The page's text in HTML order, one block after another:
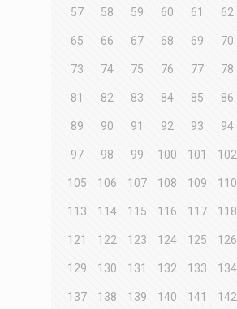
57 58 59 60 61 62
65 66 67 68 69 70
73 74 75 76 77 78
81 82 83 84 85 86
89 90 91 92 93 94
97 98 99 100 101 102
105 106 107 108 109 110
113 114 115 116 117 118
121 122 123 124 125 126
129 130 131 132 133 134
137 138 139 140 141 142